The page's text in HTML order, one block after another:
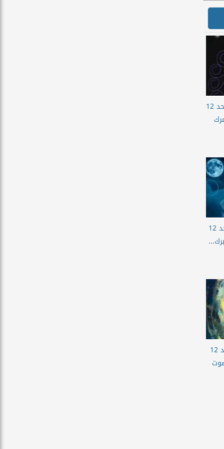
حظك اليوم برج السرطان الاحد 12
حظك اليوم برج العقرب الاحد 12
حظك اليوم برج الحوت الاحد 12
صوت